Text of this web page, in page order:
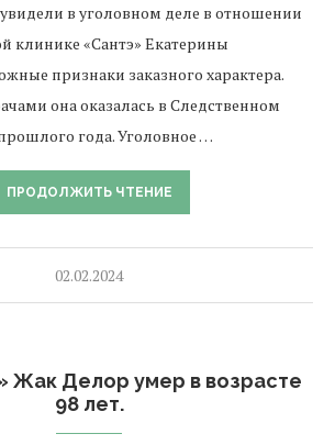
в уголовном деле в отношении
клинике «Сантэ» Екатерины
признаки заказного характера.
она оказалась в Следственном
года. Уголовное …
ПРОДОЛЖИТЬ ЧТЕНИЕ
02.02.2024
Жак Делор умер в возрасте
98 лет.